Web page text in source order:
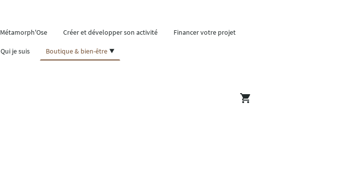
Métamorph'Ose Créer et développer son activité Financer votre projet
Qui je suis Boutique & bien-être